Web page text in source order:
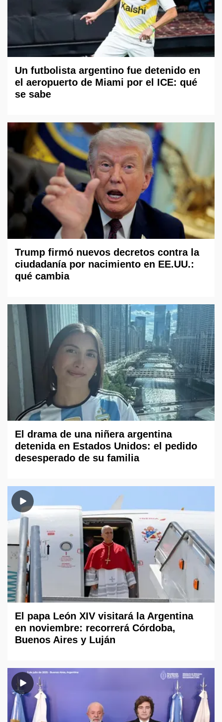
Un futbolista argentino fue detenido en
el aeropuerto de Miami por el ICE: qué
se sabe
Trump firmó nuevos decretos contra la
ciudadanía por nacimiento en EE.UU.:
qué cambia
El drama de una niñera argentina
detenida en Estados Unidos: el pedido
desesperado de su familia
El papa León XIV visitará la Argentina
en noviembre: recorrerá Córdoba,
Buenos Aires y Luján